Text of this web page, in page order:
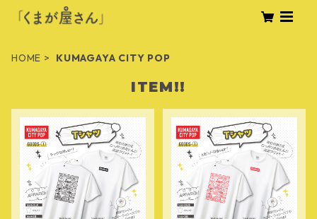
HOME KUMAGAYA CITY POP
ITEM!!